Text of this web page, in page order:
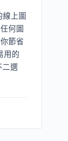
線上圖
何圖
節省
用的
二選